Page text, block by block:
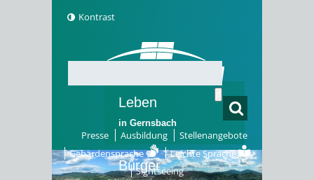
Kontrast
Presse Ausbildung
Stellenangebote
Gebärdensprache
Leichte Sprache
Sightseeing
Leben
in Gernsbach
Bürger